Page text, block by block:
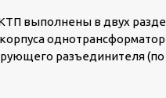
выполнены в двух
разъединителя (по